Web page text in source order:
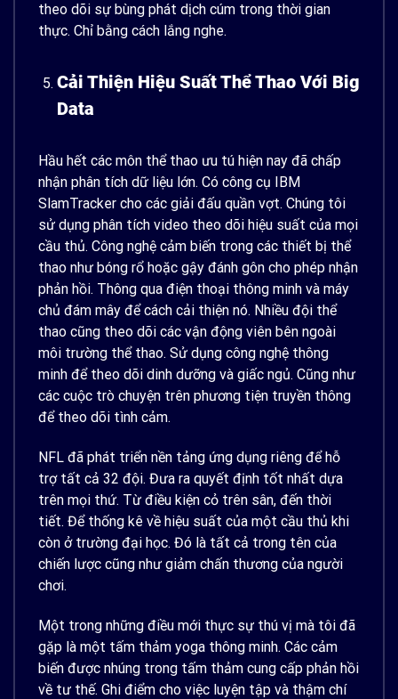
theo dõi sự bùng phát dịch cúm trong thời gian
thực. Chỉ bằng cách lắng nghe.
Cải Thiện Hiệu Suất Thể Thao Với Big
Data
Hầu hết các môn thể thao ưu tú hiện nay đã chấp
nhận phân tích dữ liệu lớn. Có công cụ IBM
SlamTracker cho các giải đấu quần vợt. Chúng tôi
sử dụng phân tích video theo dõi hiệu suất của mọi
cầu thủ. Công nghệ cảm biến trong các thiết bị thể
thao như bóng rổ hoặc gậy đánh gôn cho phép nhận
phản hồi. Thông qua điện thoại thông minh và máy
chủ đám mây để cách cải thiện nó. Nhiều đội thể
thao cũng theo dõi các vận động viên bên ngoài
môi trường thể thao. Sử dụng công nghệ thông
minh để theo dõi dinh dưỡng và giấc ngủ. Cũng như
các cuộc trò chuyện trên phương tiện truyền thông
để theo dõi tình cảm.
NFL đã phát triển nền tảng ứng dụng riêng để hỗ
trợ tất cả 32 đội. Đưa ra quyết định tốt nhất dựa
trên mọi thứ. Từ điều kiện cỏ trên sân, đến thời
tiết. Để thống kê về hiệu suất của một cầu thủ khi
còn ở trường đại học. Đó là tất cả trong tên của
chiến lược cũng như giảm chấn thương của người
chơi.
Một trong những điều mới thực sự thú vị mà tôi đã
gặp là một tấm thảm yoga thông minh. Các cảm
biến được nhúng trong tấm thảm cung cấp phản hồi
về tư thế. Ghi điểm cho việc luyện tập và thậm chí